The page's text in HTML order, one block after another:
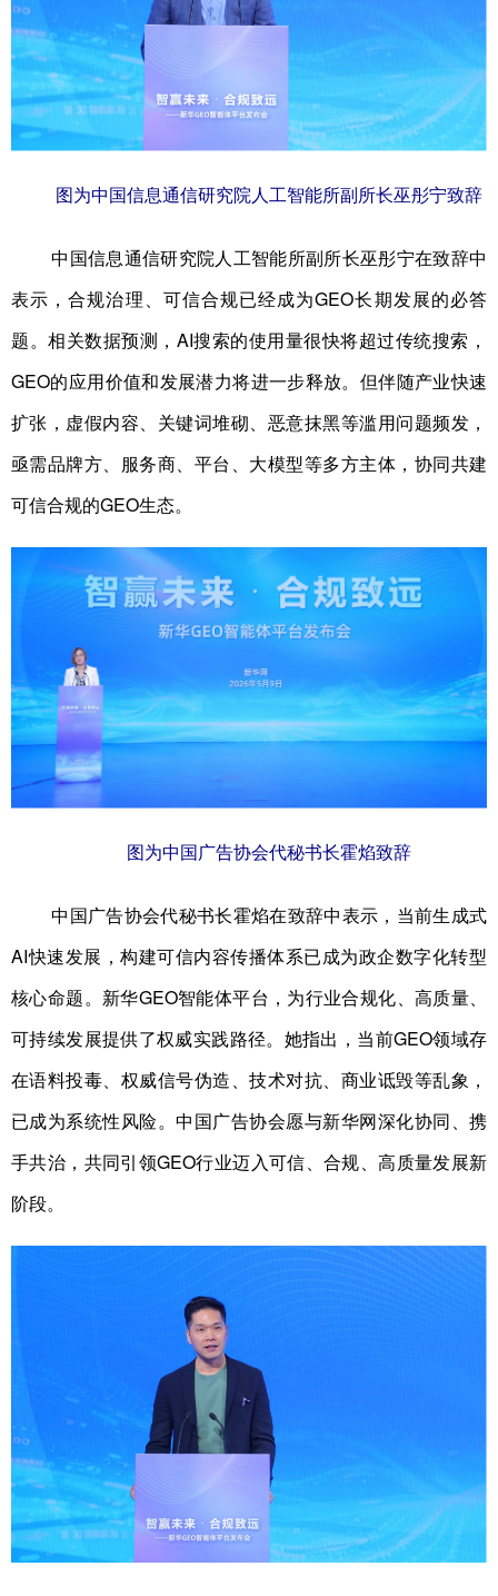
图为中国信息通信研究院人工智能所副所长巫彤宁致辞
中国信息通信研究院人工智能所副所长巫彤宁在致辞中
表示，合规治理、可信合规已经成为GEO长期发展的必答
题。相关数据预测，AI搜索的使用量很快将超过传统搜索，
GEO的应用价值和发展潜力将进一步释放。但伴随产业快速
扩张，虚假内容、关键词堆砌、恶意抹黑等滥用问题频发，
亟需品牌方、服务商、平台、大模型等多方主体，协同共建
可信合规的GEO生态。
图为中国广告协会代秘书长霍焰致辞
中国广告协会代秘书长霍焰在致辞中表示，当前生成式
AI快速发展，构建可信内容传播体系已成为政企数字化转型
核心命题。新华GEO智能体平台，为行业合规化、高质量、
可持续发展提供了权威实践路径。她指出，当前GEO领域存
在语料投毒、权威信号伪造、技术对抗、商业诋毁等乱象，
已成为系统性风险。中国广告协会愿与新华网深化协同、携
手共治，共同引领GEO行业迈入可信、合规、高质量发展新
阶段。